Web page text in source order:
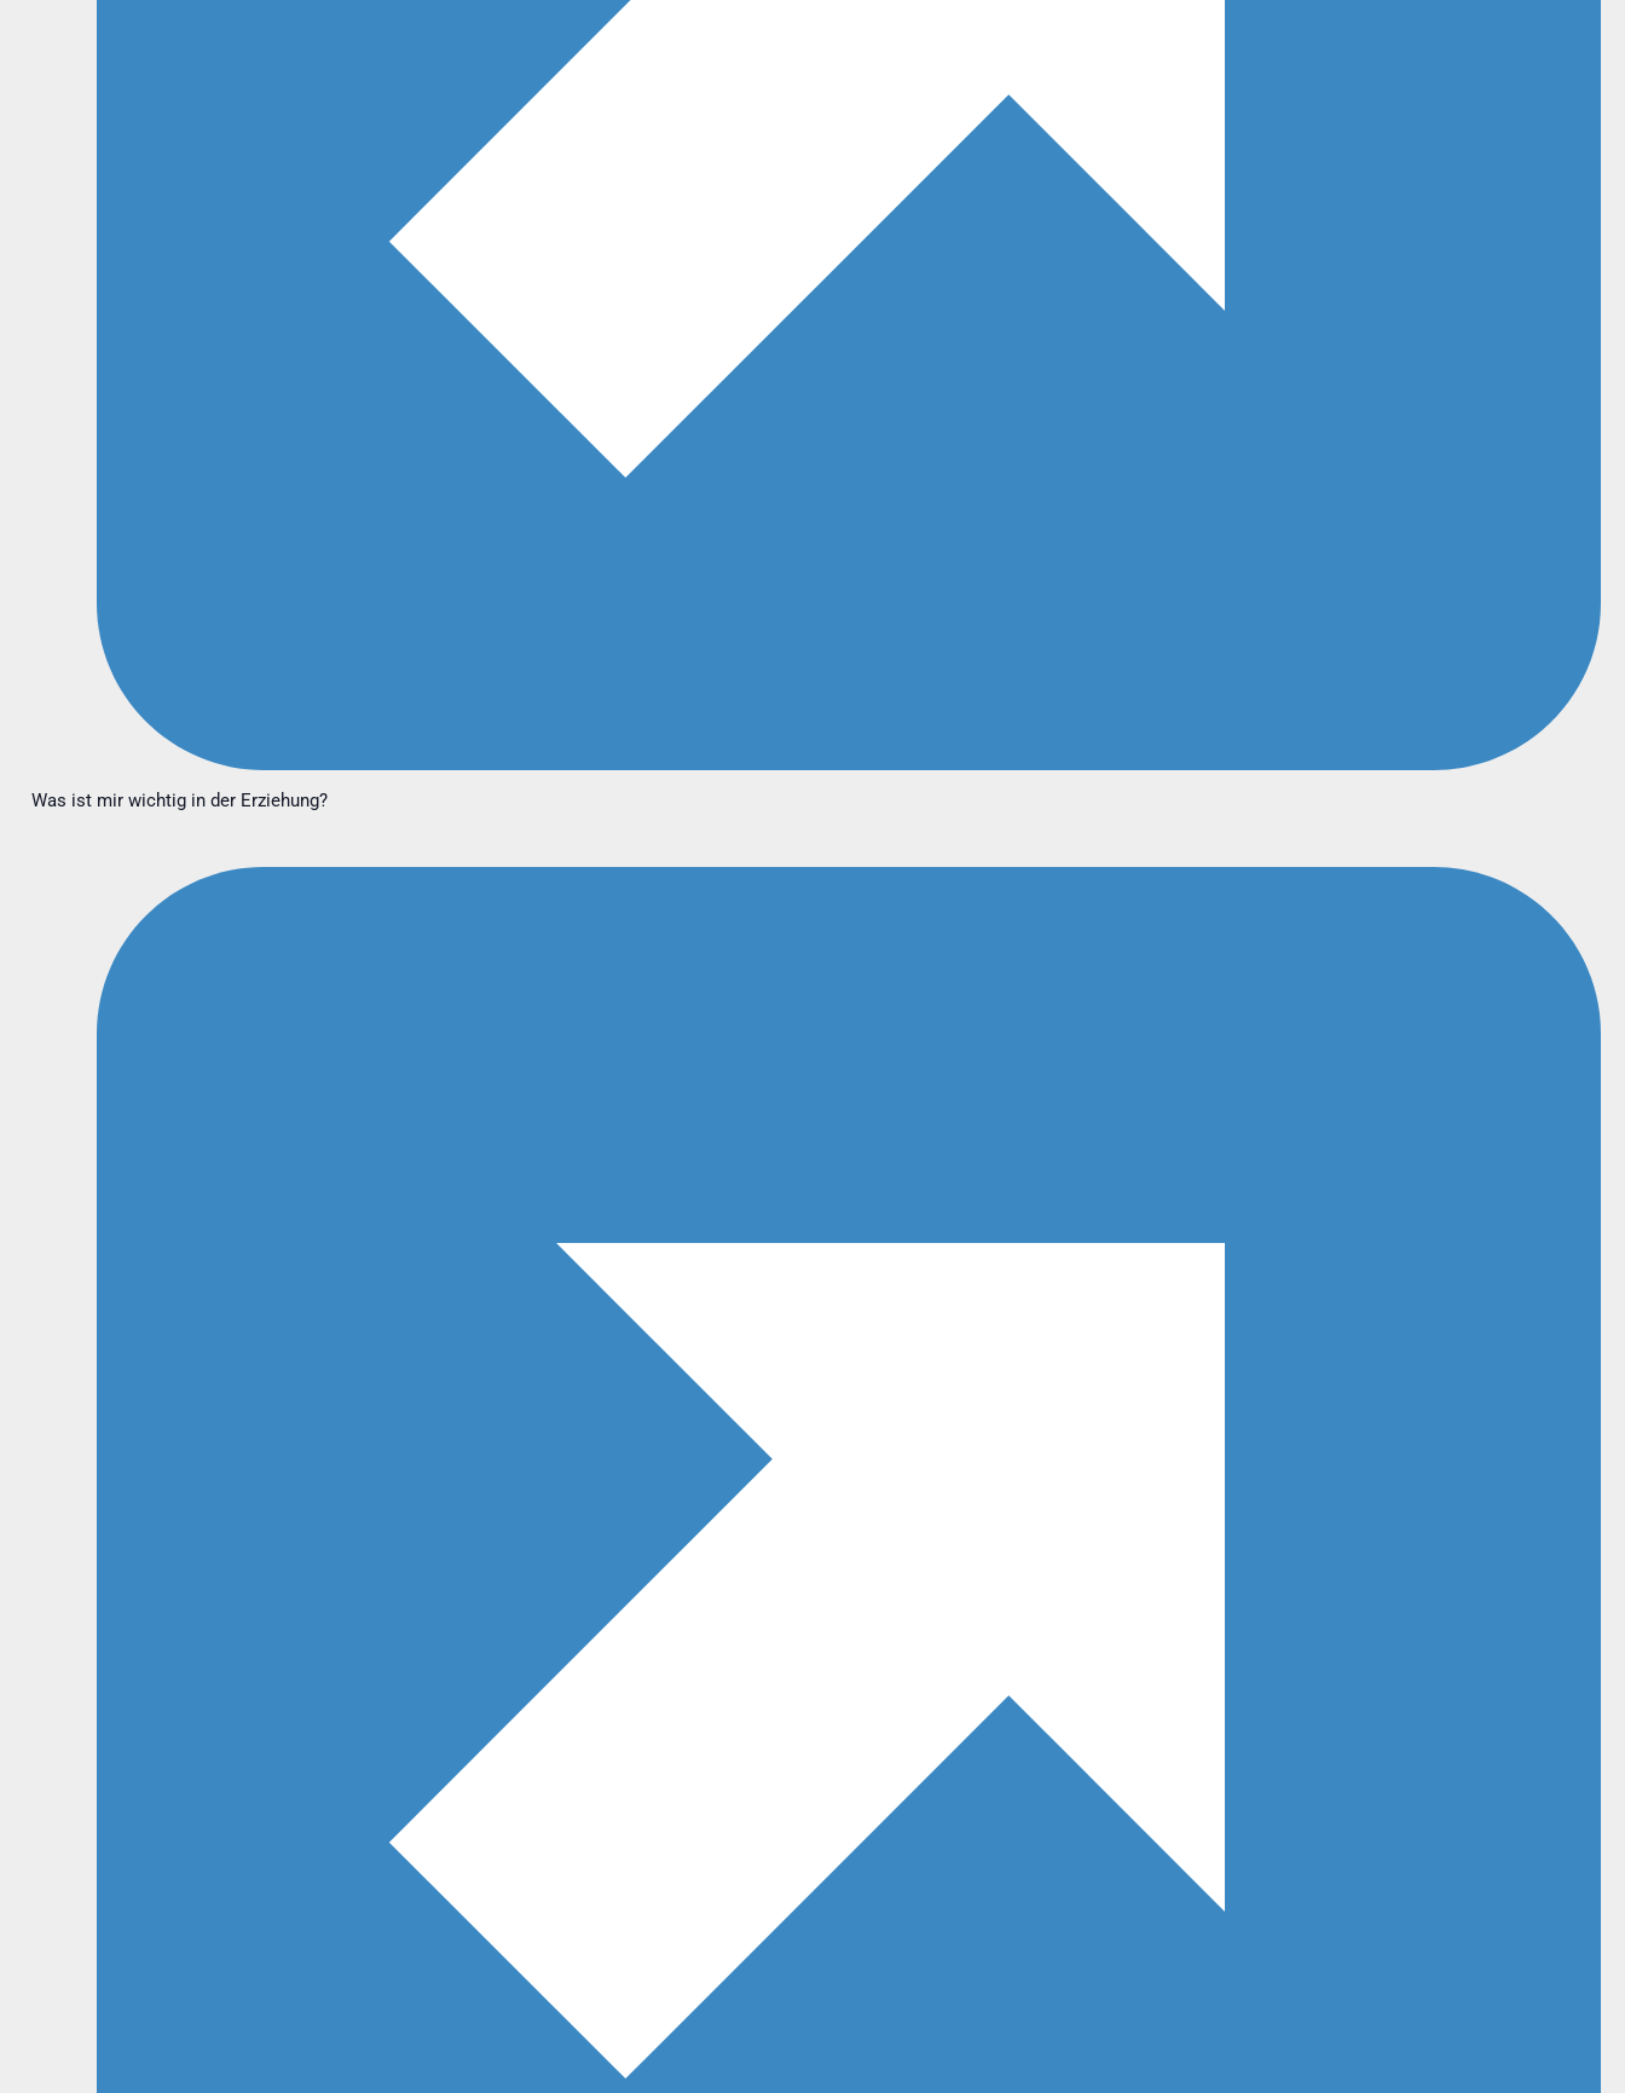
Was ist mir wichtig in der Erziehung?